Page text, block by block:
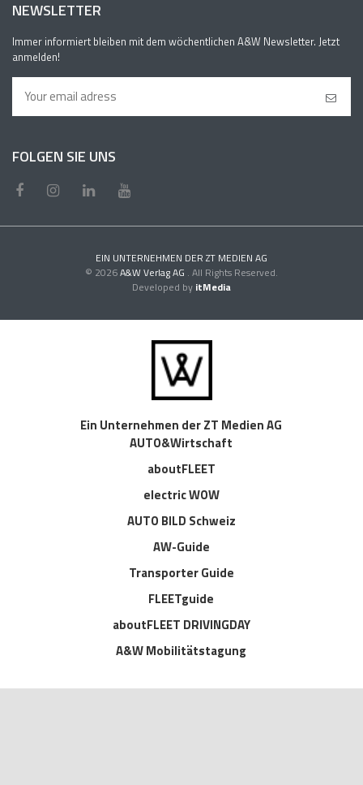
NEWSLETTER
Immer informiert bleiben mit dem wöchentlichen A&W Newsletter. Jetzt
anmelden!
FOLGEN SIE UNS
EIN UNTERNEHMEN DER ZT MEDIEN AG
© 2026A&W Verlag AG . All Rights Reserved.
Developed by itMedia
Ein Unternehmen der ZT Medien AG
AUTO&Wirtschaft
aboutFLEET
electric WOW
AUTO BILD Schweiz
AW-Guide
Transporter Guide
FLEETguide
aboutFLEET DRIVINGDAY
A&W Mobilitätstagung